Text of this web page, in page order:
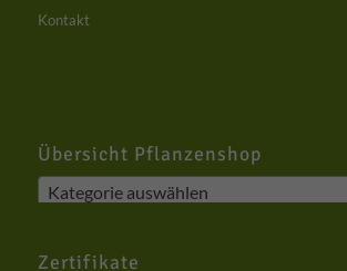
Kontakt
Übersicht Pflanzenshop
Kategorie auswählen
Zertifikate